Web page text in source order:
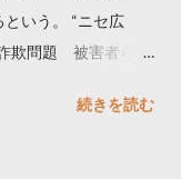
いう。 “ニセ広
欺問題 被害者らが
なぜなくならな
続きを読む